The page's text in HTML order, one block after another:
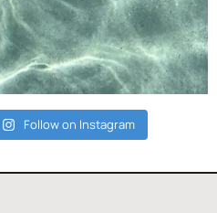
Follow on Instagram